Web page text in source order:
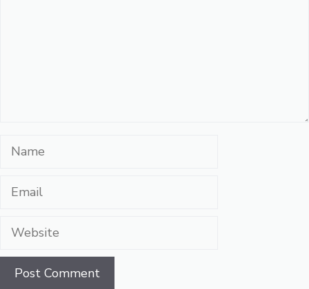
Name
Email
Website